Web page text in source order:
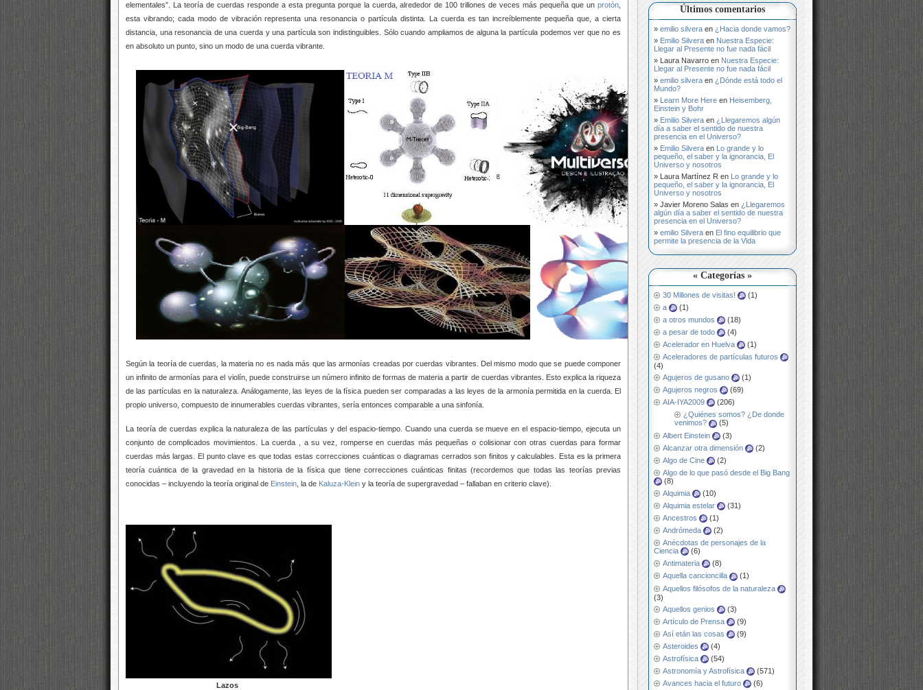
Últimos comentarios
emilio silvera en ¿Hacia donde vamos?
Emilio Silvera en Nuestra Especie:
Llegar al Presente no fue nada fácil
Laura Navarro en Nuestra Especie:
Llegar al Presente no fue nada fácil
emilio silvera en ¿Dónde está todo el
Mundo?
Learn More Here en Heisemberg,
Einstein y Bohr
Emilio Silvera en ¿Llegaremos algún
día a saber el sentido de nuestra
presencia en el Universo?
Emilio Silvera en Lo grande y lo
pequeño, el saber y la ignorancia, El
Universo y nosotros
Laura Martínez R en Lo grande y lo
pequeño, el saber y la ignorancia, El
Universo y nosotros
Javier Moreno Salas en ¿Llegaremos
algún día a saber el sentido de nuestra
presencia en el Universo?
emilio Silvera en El fino equilibrio que
permite la presencia de la Vida
« Categorías »
30 Millones de visitas!
(1)
a
(1)
a otros mundos
(18)
a pesar de todo
(4)
Acelerador en Huelva
(1)
Aceleradores de partículas futuros
(4)
Agujeros de gusano
(1)
Agujeros negros
(69)
AIA-IYA2009
(206)
¿Quiénes somos? ¿De donde
venimos?
(5)
Albert Einstein
(3)
Alcanzar otra dimensión
(2)
Algo de Cine
(2)
Algo de lo que pasó desde el Big Bang
(8)
Alquimia
(10)
Alquimia estelar
(31)
Ancestros
(1)
Andrómeda
(2)
Anécdotas de personajes de la
Ciencia
(6)
Antimateria
(8)
Aquella cancioncilla
(1)
Aquellos filósofos de la naturaleza
(3)
Aquellos genios
(3)
Artículo de Prensa
(9)
Así etán las cosas
(9)
Asteroides
(4)
Astrofísica
(54)
Astronomía y Astrofísica
(571)
Avances hacia el futuro
(6)
elementales”. La teoría de cuerdas responde a esta pregunta porque la cuerda, alrededor de 100 trillones de veces más pequeña que un protón
esta vibrando; cada modo de vibración representa una resonancia o partícula distinta. La cuerda es tan increíblemente pequeña que, a cierta
distancia, una resonancia de una cuerda y una partícula son indistinguibles. Sólo cuando ampliamos de algunala partícula podemos ver que no es
en absoluto un punto, sino un modo de una cuerda vibrante.
Según la teoría de cuerdas, la materia no es nada más que las armonías creadas por cuerdas vibrantes. Del mismo modo que se puede componer
uninfinito de armonías para el violín, puede construirse un número infinito de formas de materia a partir de cuerdas vibrantes. Esto explica la riqueza
de las partículas en la naturaleza. Análogamente, las leyes de la física pueden ser comparadas a las leyes de la armonía permitida en la cuerda. El
propio universo, compuesto de innumerables cuerdas vibrantes, sería entonces comparable a una sinfonía.
La teoría de cuerdas explica la naturaleza de las partículas y del espacio-tiempo. Cuando una cuerda se mueve en el espacio-tiempo, ejecuta un
conjunto de complicados movimientos. La cuerda
, a su vez, romperse en cuerdas más pequeñas o colisionar con otras cuerdas para formar
cuerdas más largas. El punto clave es que todas estas correcciones cuánticas o diagramas cerrados son finitos y calculables. Esta es la primera
teoría cuántica de la gravedad en la historia de la física que tiene correcciones cuánticas finitas (recordemos que todas las teorías previas
conocidas – incluyendo la teoría original de Einstein , la de Kaluza-Klein y la teoría de supergravedad – fallaban en criterio clave).
Lazos